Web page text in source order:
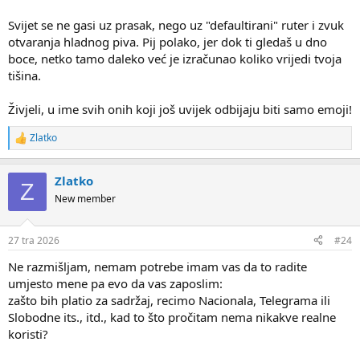
Svijet se ne gasi uz prasak, nego uz "defaultirani" ruter i zvuk
otvaranja hladnog piva. Pij polako, jer dok ti gledaš u dno
boce, netko tamo daleko već je izračunao koliko vrijedi tvoja
tišina.
Živjeli, u ime svih onih koji još uvijek odbijaju biti samo emoji!
R
e
s
Zlatko
Z Zlatko
New member
27 tra 2026 #24
Ne razmišljam, nemam potrebe imam vas da to radite
umjesto mene pa evo da vas zaposlim:
zašto bih platio za sadržaj, recimo Nacionala, Telegrama ili
Slobodne its., itd., kad to što pročitam nema nikakve realne
koristi?